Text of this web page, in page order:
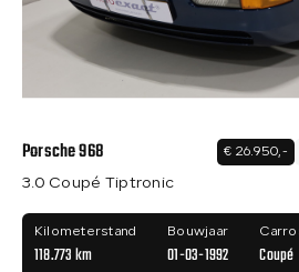
Porsche 968 € 26.950,-
3.0 Coupé Tiptronic
Kilometerstand
118.773 km
Bouwjaar
01-03-1992 Coupé